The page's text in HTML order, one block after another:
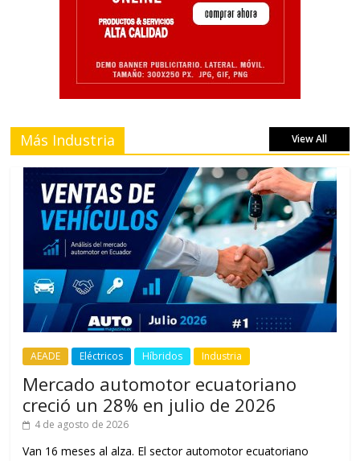
Más Industria View All
AEADE Eléctricos Híbridos Industria
Mercado automotor ecuatoriano
creció un 28% en julio de 2026
4 de agosto de 2026
Van 16 meses al alza. El sector automotor ecuatoriano